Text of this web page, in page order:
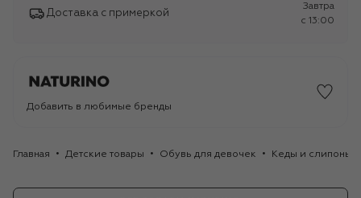
Доставка с примеркой
Завтра
c 13:00
Добавить в любимые бренды
Главная Детские товары Обувь для девочек Кеды и слипоны